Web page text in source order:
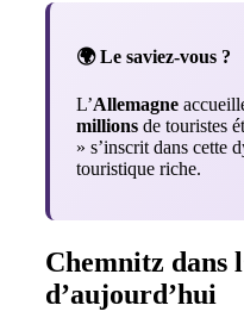
🌍 Le saviez-vous ?
L’Allemagne
millions de touristes
» s’inscrit dans cette
touristique riche.
Chemnitz dans
d’aujourd’hui